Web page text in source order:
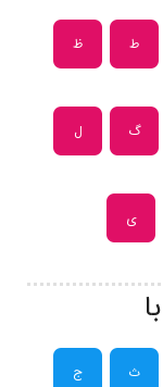
ط ظ
گ ل
ی
ث ج